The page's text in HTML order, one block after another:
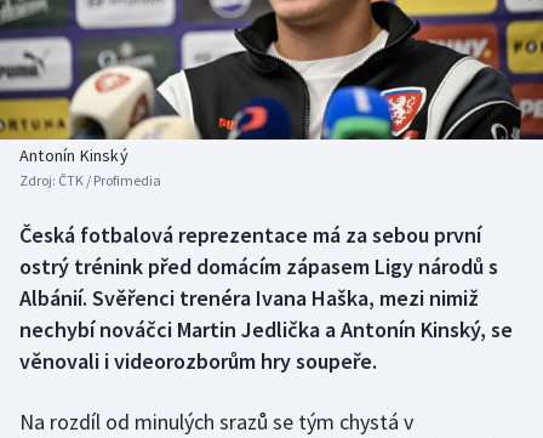
Americký fotbal
Baseball a softbal
Basketbal
Biatlon
Boby a skeleton
Box
Curling
Dostihy
NEPŘEHLÉDNĚTE
Soutěže
Historické návraty
Aplikace ČT sport
AZ kvíz
Antonín Kinský
Zdroj: ČTK / Profimedia
Česká fotbalová reprezentace má za sebou první
ostrý trénink před domácím zápasem Ligy národů s
Albánií. Svěřenci trenéra Ivana Haška, mezi nimiž
nechybí nováčci Martin Jedlička a Antonín Kinský, se
věnovali i videorozborům hry soupeře.
Na rozdíl od minulých srazů se tým chystá v